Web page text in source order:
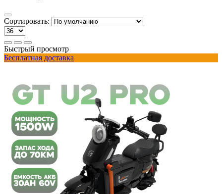
Сортировать:
Быстрый просмотр
Бесплатная доставка